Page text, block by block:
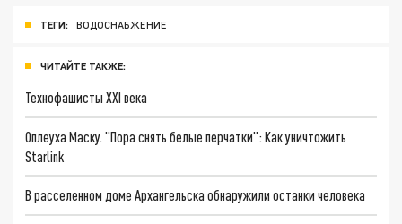
ТЕГИ: ВОДОСНАБЖЕНИЕ
ЧИТАЙТЕ ТАКЖЕ:
Технофашисты XXI века
Оплеуха Маску. "Пора снять белые перчатки": Как уничтожить
Starlink
В расселенном доме Архангельска обнаружили останки человека